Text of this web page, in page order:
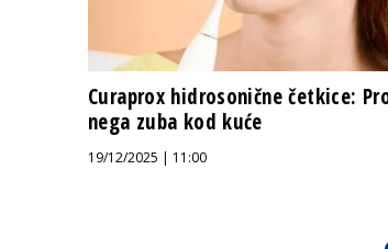
Curaprox hidrosonične četkice:
nega zuba kod kuće
19/12/2025 | 11:00